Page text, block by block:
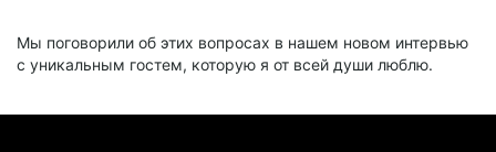
Мы поговорили об этих вопросах в нашем новом интервью
с уникальным гостем, которую я от всей души люблю.